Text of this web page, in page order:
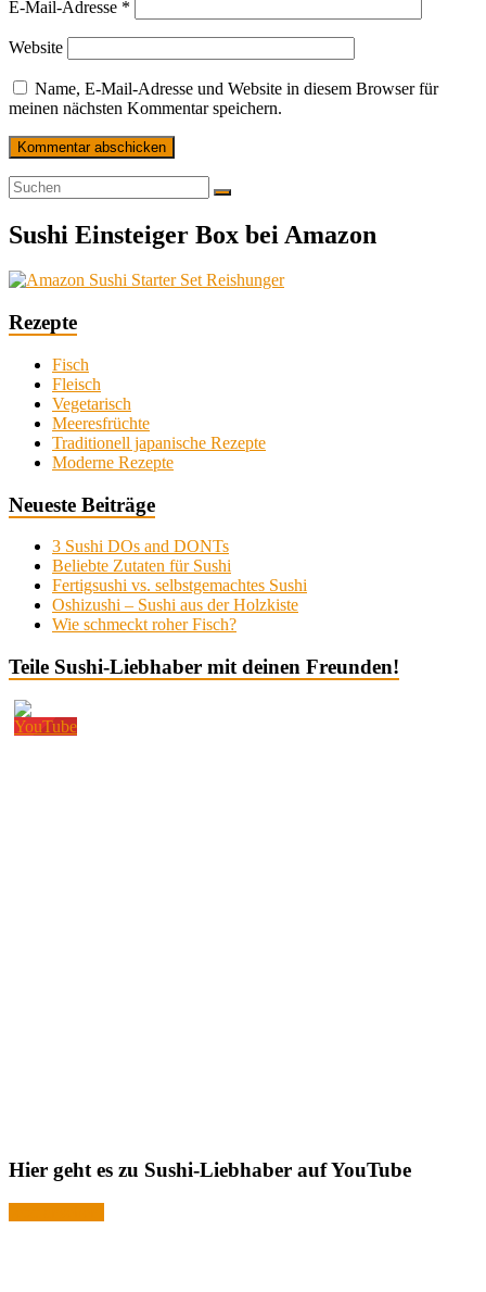
E-Mail-Adresse *
Website
Name, E-Mail-Adresse und Website in diesem Browser für
meinen nächsten Kommentar speichern.
Sushi Einsteiger Box bei Amazon
Rezepte
Fisch
Fleisch
Vegetarisch
Meeresfrüchte
Traditionell japanische Rezepte
Moderne Rezepte
Neueste Beiträge
3 Sushi DOs and DONTs
Beliebte Zutaten für Sushi
Fertigsushi vs. selbstgemachtes Sushi
Oshizushi – Sushi aus der Holzkiste
Wie schmeckt roher Fisch?
Teile Sushi-Liebhaber mit deinen Freunden!
Hier geht es zu Sushi-Liebhaber auf YouTube